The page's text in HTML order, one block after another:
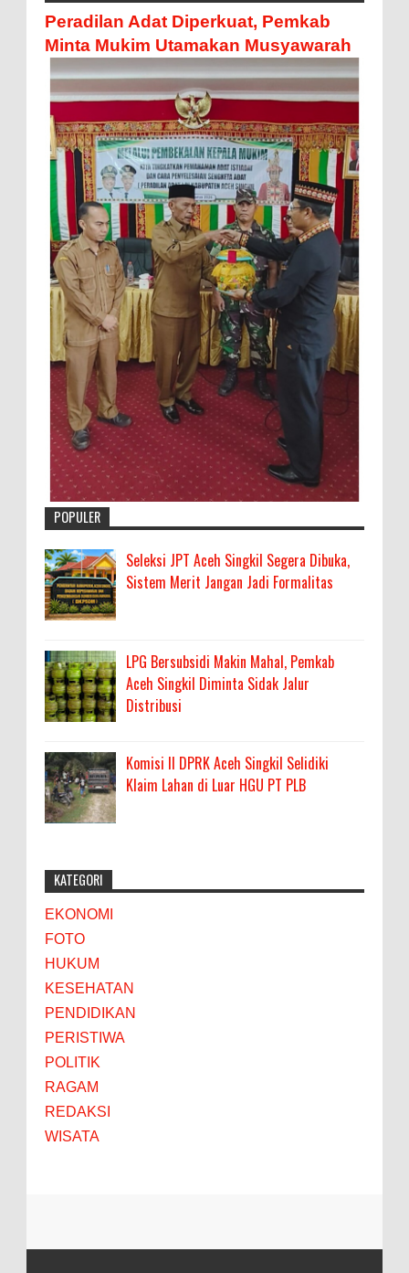
Peradilan Adat Diperkuat, Pemkab
Minta Mukim Utamakan Musyawarah
POPULER
Seleksi JPT Aceh Singkil Segera Dibuka,
Sistem Merit Jangan Jadi Formalitas
LPG Bersubsidi Makin Mahal, Pemkab
Aceh Singkil Diminta Sidak Jalur
Distribusi
Komisi II DPRK Aceh Singkil Selidiki
Klaim Lahan di Luar HGU PT PLB
KATEGORI
EKONOMI
FOTO
HUKUM
KESEHATAN
PENDIDIKAN
PERISTIWA
POLITIK
RAGAM
REDAKSI
WISATA